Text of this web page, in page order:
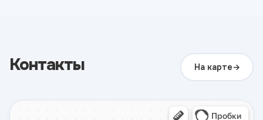
Контакты На карте